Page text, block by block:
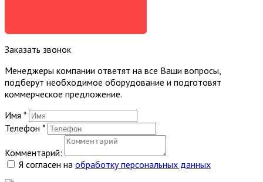
Заказать звонок
Менеджеры компании ответят на все Ваши вопросы,
подберут необходимое оборудование и подготовят
коммерческое предложение.
Имя *
Телефон *
Комментарий:
Я согласен на обработку персональных данных